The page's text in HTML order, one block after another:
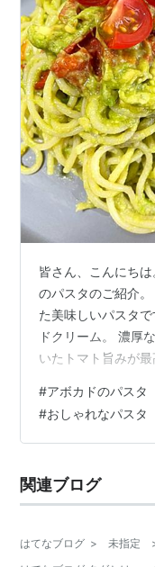
皆さん、こんにち
のパスタのご紹介
た美味しいパスタ
ドクリーム。 濃厚
いたトマト旨みが
リアンではアツア
ド」というそうで
「ぬるい状態」が
います。 【材料】2
5〜8個 ＋飾り用に
#アボカドのパスタ
#おしゃれなパスタ
関連ブログ
はてなブログ > 未指定